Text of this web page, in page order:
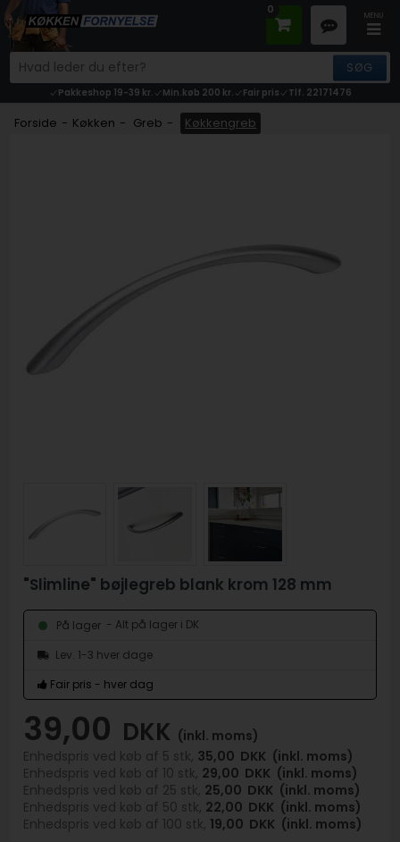
Pakkeshop 19-39 kr. Min.køb 200 kr. Fair pris Tlf. 22171476
0
Forside - Køkken - Greb - Køkkengreb
"Slimline" bøjlegreb blank krom 128 mm
På lager - Alt på lager i DK
Lev. 1-3 hver dage
Fair pris - hver dag
39,00 DKK (inkl. moms)
Enhedspris ved køb af 5 stk, 35,00 DKK (inkl. moms)
Enhedspris ved køb af 10 stk, 29,00 DKK (inkl. moms)
Enhedspris ved køb af 25 stk, 25,00 DKK (inkl. moms)
Enhedspris ved køb af 50 stk, 22,00 DKK (inkl. moms)
Enhedspris ved køb af 100 stk, 19,00 DKK (inkl. moms)